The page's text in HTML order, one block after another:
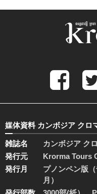
媒体資料 カンボジア クロ
雑誌名
カンボジア ク
発行元
Krorma Tours
発行月
プノンペン版
月）